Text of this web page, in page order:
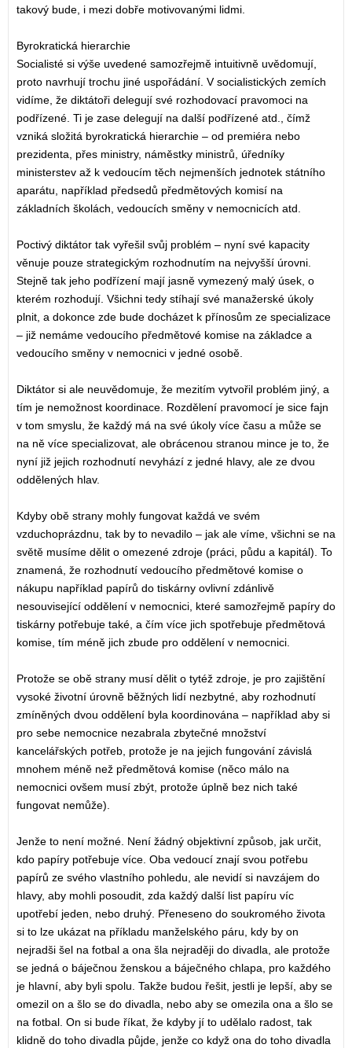
takový bude, i mezi dobře motivovanými lidmi.
Byrokratická hierarchie
Socialisté si výše uvedené samozřejmě intuitivně uvědomují,
proto navrhují trochu jiné uspořádání. V socialistických zemích
vidíme, že diktátoři delegují své rozhodovací pravomoci na
podřízené. Ti je zase delegují na další podřízené atd., čímž
vzniká složitá byrokratická hierarchie – od premiéra nebo
prezidenta, přes ministry, náměstky ministrů, úředníky
ministerstev až k vedoucím těch nejmenších jednotek státního
aparátu, například předsedů předmětových komisí na
základních školách, vedoucích směny v nemocnicích atd.
Poctivý diktátor tak vyřešil svůj problém – nyní své kapacity
věnuje pouze strategickým rozhodnutím na nejvyšší úrovni.
Stejně tak jeho podřízení mají jasně vymezený malý úsek, o
kterém rozhodují. Všichni tedy stíhají své manažerské úkoly
plnit, a dokonce zde bude docházet k přínosům ze specializace
– již nemáme vedoucího předmětové komise na základce a
vedoucího směny v nemocnici v jedné osobě.
Diktátor si ale neuvědomuje, že mezitím vytvořil problém jiný, a
tím je nemožnost koordinace. Rozdělení pravomocí je sice fajn
v tom smyslu, že každý má na své úkoly více času a může se
na ně více specializovat, ale obrácenou stranou mince je to, že
nyní již jejich rozhodnutí nevyhází z jedné hlavy, ale ze dvou
oddělených hlav.
Kdyby obě strany mohly fungovat každá ve svém
vzduchoprázdnu, tak by to nevadilo – jak ale víme, všichni se na
světě musíme dělit o omezené zdroje (práci, půdu a kapitál). To
znamená, že rozhodnutí vedoucího předmětové komise o
nákupu například papírů do tiskárny ovlivní zdánlivě
nesouvisející oddělení v nemocnici, které samozřejmě papíry do
tiskárny potřebuje také, a čím více jich spotřebuje předmětová
komise, tím méně jich zbude pro oddělení v nemocnici.
Protože se obě strany musí dělit o tytéž zdroje, je pro zajištění
vysoké životní úrovně běžných lidí nezbytné, aby rozhodnutí
zmíněných dvou oddělení byla koordinována – například aby si
pro sebe nemocnice nezabrala zbytečné množství
kancelářských potřeb, protože je na jejich fungování závislá
mnohem méně než předmětová komise (něco málo na
nemocnici ovšem musí zbýt, protože úplně bez nich také
fungovat nemůže).
Jenže to není možné. Není žádný objektivní způsob, jak určit,
kdo papíry potřebuje více. Oba vedoucí znají svou potřebu
papírů ze svého vlastního pohledu, ale nevidí si navzájem do
hlavy, aby mohli posoudit, zda každý další list papíru víc
upotřebí jeden, nebo druhý. Přeneseno do soukromého života
si to lze ukázat na příkladu manželského páru, kdy by on
nejradši šel na fotbal a ona šla nejraději do divadla, ale protože
se jedná o báječnou ženskou a báječného chlapa, pro každého
je hlavní, aby byli spolu. Takže budou řešit, jestli je lepší, aby se
omezil on a šlo se do divadla, nebo aby se omezila ona a šlo se
na fotbal. On si bude říkat, že kdyby jí to udělalo radost, tak
klidně do toho divadla půjde, jenže co když ona do toho divadla